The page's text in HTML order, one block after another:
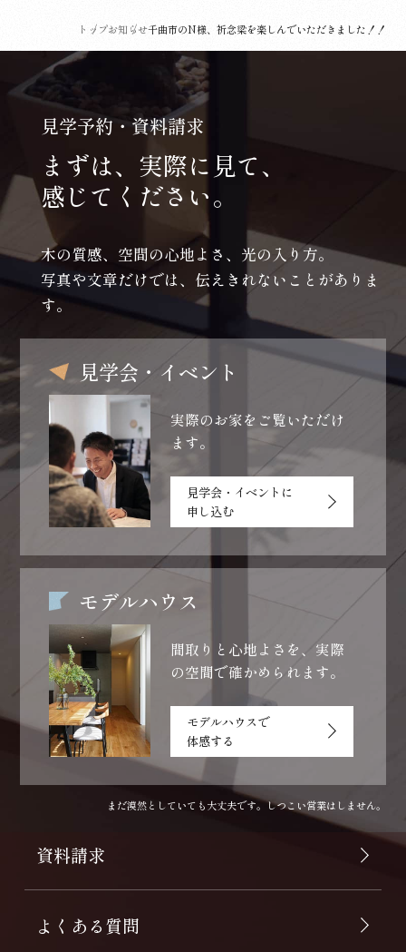
トップお知らせ千曲市のN様、祈念梁を楽しんでいただきました！！
見学予約・資料請求
まずは、実際に見て、
感じてください。
木の質感、空間の心地よさ、光の入り方。
写真や文章だけでは、伝えきれないことがありま
す。
見学会・イベント
実際のお家をご覧いただけ
ます。
見学会・イベントに
申し込む
モデルハウス
間取りと心地よさを、 実際
の空間で確かめられます。
モデルハウスで
体感する
まだ漠然としていても大丈夫です。しつこい営業はしません。
資料請求
よくある質問